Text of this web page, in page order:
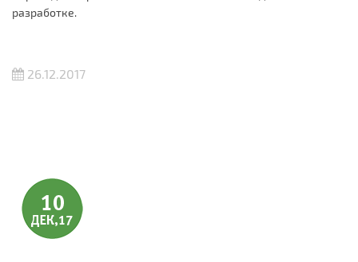
разработке.
26.12.2017